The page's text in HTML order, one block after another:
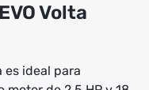
Volta
es ideal para